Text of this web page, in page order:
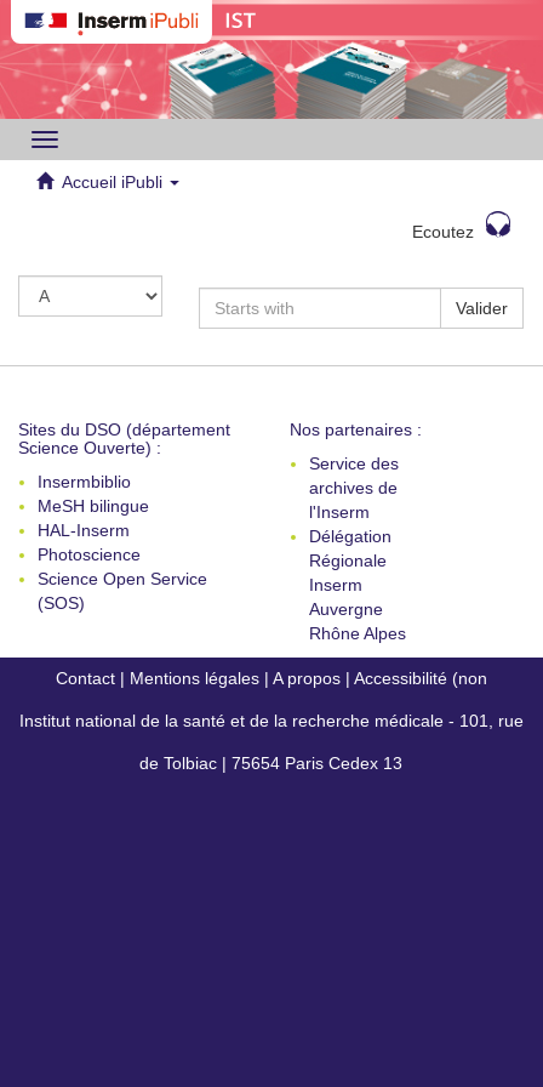
Toggle
navigation
Accueil iPubli
Ecoutez
Valider
Sites du DSO (département
Science Ouverte) :
Insermbiblio
MeSH bilingue
HAL-Inserm
Photoscience
Science Open Service
(SOS)
Nos partenaires :
Service des
archives de
l'Inserm
Délégation
Régionale
Inserm
Auvergne
Rhône Alpes
Contact | Mentions légales | A propos | Accessibilité (non
conforme)
Institut national de la santé et de la recherche médicale - 101, rue
de Tolbiac | 75654 Paris Cedex 13